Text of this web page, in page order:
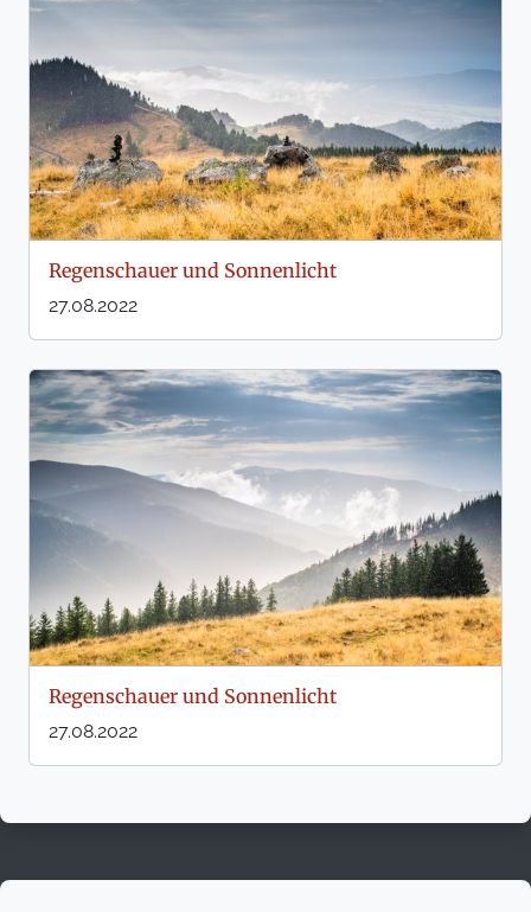
Regenschauer und Sonnenlicht
27.08.2022
Regenschauer und Sonnenlicht
27.08.2022